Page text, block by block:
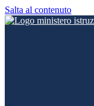
Salta al contenuto